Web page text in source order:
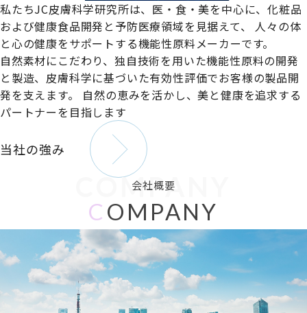
私たちJC皮膚科学研究所は、 医・食・美を中心に、化粧品
および健康食品開発と予防医療領域を見据えて、
人々の体
と心の健康をサポートする機能性原料メーカーです。
自然素材にこだわり、独自技術を用いた機能性原料の開発
と製造、皮膚科学に基づいた有効性評価でお客様の製品開
発を支えます。 自然の恵みを活かし、美と健康を追求する
パートナーを目指します
当社の強み
会社概要
COMPANY
C OMPANY